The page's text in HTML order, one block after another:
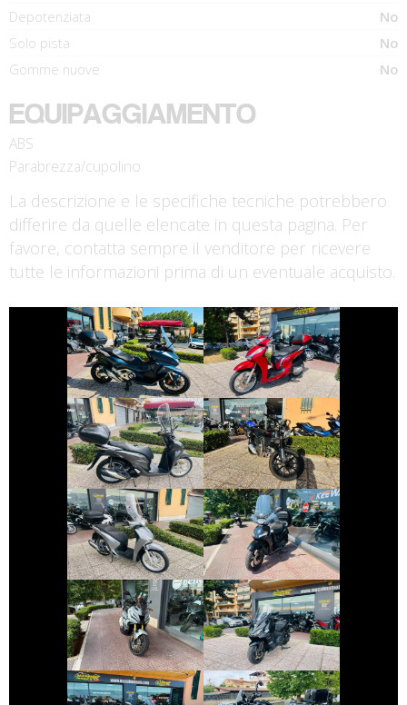
Depotenziata
No
Solo pista
No
Gomme nuove
No
EQUIPAGGIAMENTO
ABS
Parabrezza/cupolino
La descrizione e le specifiche tecniche potrebbero
differire da quelle elencate in questa pagina. Per
favore, contatta sempre il venditore per ricevere
tutte le informazioni prima di un eventuale acquisto.
HONDA FORZA-
750
HONDA SH
HONDA SH
€ 3.290 €
DUCATI
SCRAMBLER
€ 4.490 €
HONDA SH
€ 1.999 €
PEUGEOT TWEET
€ 2.390 €
HONDA X-ADV
€ 8.990 €
SYM MAXSYM-TL
€ 5.450 €
€ 10.250 € € 4.999 €